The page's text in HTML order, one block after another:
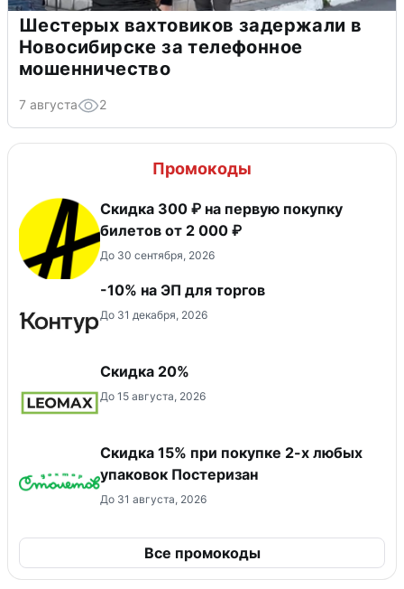
Шестерых вахтовиков задержали в
Новосибирске за телефонное
мошенничество
7 августа 2
Промокоды
Скидка 300 ₽ на первую покупку
билетов от 2 000 ₽
До 30 сентября, 2026
-10% на ЭП для торгов
До 31 декабря, 2026
Скидка 20%
До 15 августа, 2026
Скидка 15% при покупке 2-х любых
упаковок Постеризан
До 31 августа, 2026
Все промокоды